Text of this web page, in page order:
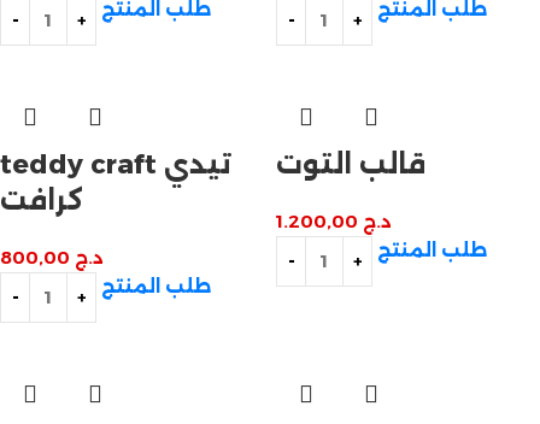
طلب المنتج
طلب المنتج
teddy craft تيدي
كرافت
د.ج
طلب المنتج
قالب التوت
د.ج
طلب المنتج